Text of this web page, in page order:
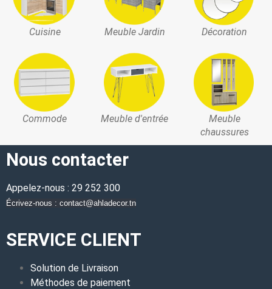
Cuisine Meuble Jardin Décoration
Commode Meuble d'entrée
Meuble
chaussures
Nous contacter
Appelez-nous : 29 252 300
Écrivez-nous : contact@ahladecor.tn
SERVICE CLIENT
Solution de Livraison
Méthodes de paiement